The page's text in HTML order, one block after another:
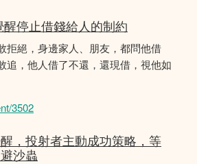
醒停止借錢給人的制約
拒絕，身邊家人、朋友，都問他借
追，他人借了不還，還現借，視他如
3502
，投射者主動成功策略，等
沙蟲